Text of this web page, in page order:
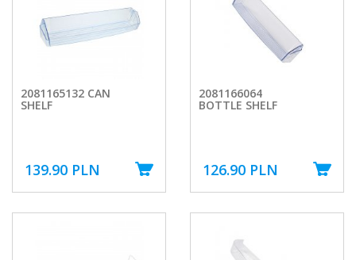
2081165132 CAN
SHELF
139.90 PLN
2081166064
BOTTLE SHELF
126.90 PLN